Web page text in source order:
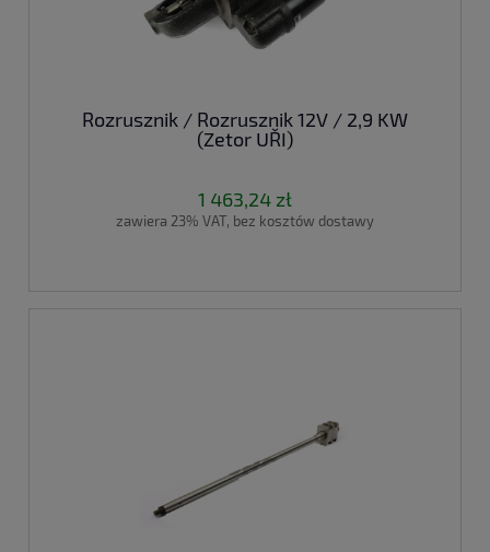
Rozrusznik / Rozrusznik 12V / 2,9 KW
(Zetor UŘI)
1 463,24 zł
zawiera 23% VAT, bez kosztów dostawy